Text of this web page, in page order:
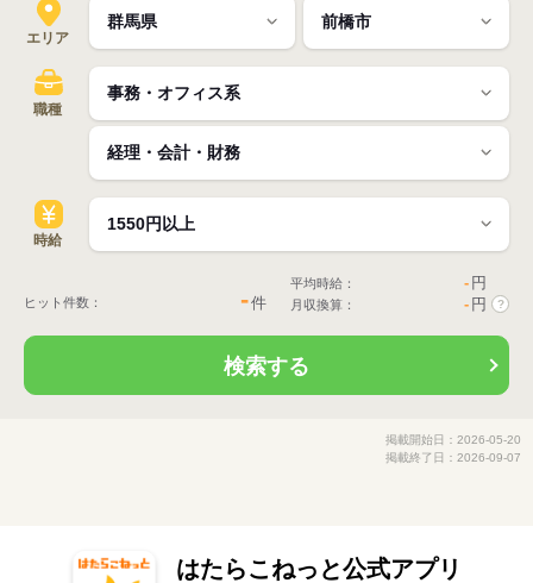
エリア
職種
時給
ヒット件数： -件
平均時給： - 円
月収換算： - 円 ?
検索する
掲載開始日：2026-05-20
掲載終了日：2026-09-07
はたらこねっと公式アプリ